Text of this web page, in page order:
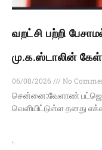
வறட்சி பற்றி
மு.க.ஸ்டாலின்
06/08/2026
No
சென்னை:வேளாண் பட்ஜெட்
வெளியிட்டுள்ள தனது